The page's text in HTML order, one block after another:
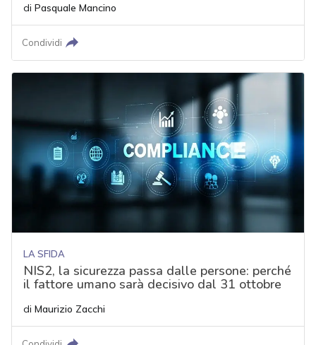
di Pasquale Mancino
Condividi
LA SFIDA
NIS2, la sicurezza passa dalle persone: perché
il fattore umano sarà decisivo dal 31 ottobre
di Maurizio Zacchi